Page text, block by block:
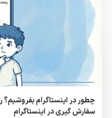
چطور در اینستاگرام بفروشیم؟
سفارش گیری در اینستاگرام